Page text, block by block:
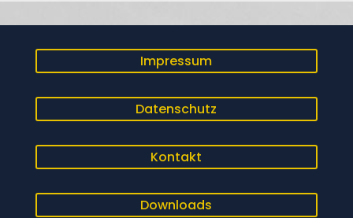
Impressum
Datenschutz
Kontakt
Downloads